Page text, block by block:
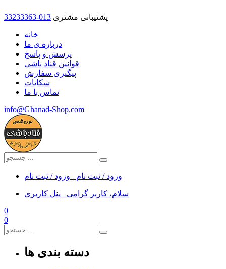
33233363-013 پشتیبانی مشتری
خانه
درباره ی ما
پرسش و پاسخ
قوانین قناد باشی
پیگیری سفارش
شکایات
تماس با ما
info@Ghanad-Shop.com
ورود / ثبت نام ورود / ثبت نام
سلام، کاربر گرامی
پنل کاربری
0
0
دسته بندی ها